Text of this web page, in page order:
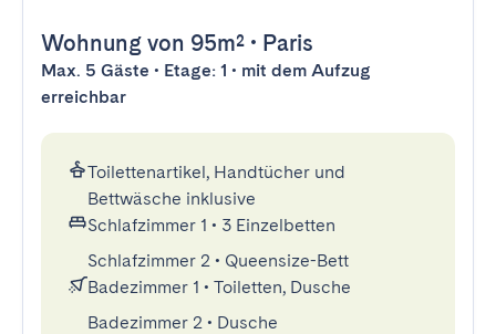
Wohnung von 95m² • Paris
Max. 5 Gäste • Etage: 1 • mit dem Aufzug
erreichbar
Toilettenartikel, Handtücher und
Bettwäsche inklusive
Schlafzimmer 1 • 3 Einzelbetten
Schlafzimmer 2 • Queensize-Bett
Badezimmer 1 • Toiletten, Dusche
Badezimmer 2 • Dusche